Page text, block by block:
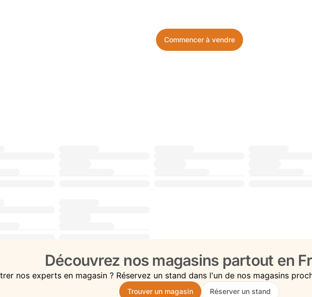
Commencer à vendre
Découvrez nos magasins partout en
nos experts en magasin ? Réservez un stand dans l'un de nos magasins
Trouver un magasin Réserver un stand